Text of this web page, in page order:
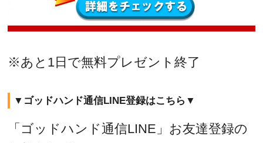
※あと1日で無料プレゼント終了
▼ゴッドハンド通信LINE登録はこちら▼
「ゴッドハンド通信LINE」お友達登録の